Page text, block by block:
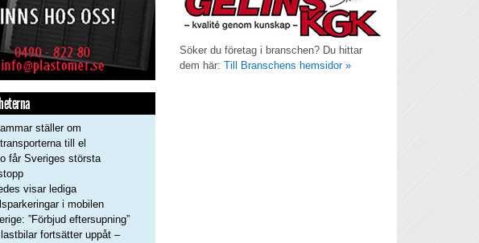
ställer om
till el
får Sveriges största
visar lediga
i mobilen
”Förbjud eftersupning”
fortsätter uppåt –
Söker du företag i branschen? Du hittar
dem här: Till Branschens hemsidor »